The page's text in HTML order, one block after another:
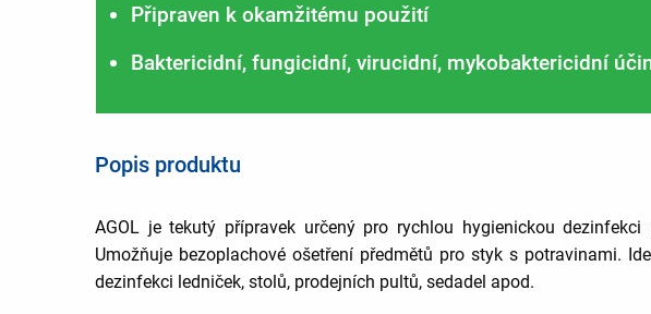
Připraven k okamžitému použití
Baktericidní, fungicidní, virucidní, mykobaktericidní
Popis produktu
AGOL je tekutý přípravek určený pro rychlou hygienickou dezinfekci
Umožňuje bezoplachové ošetření předmětů pro styk s potravinami.
dezinfekci ledniček, stolů, prodejních pultů, sedadel apod.